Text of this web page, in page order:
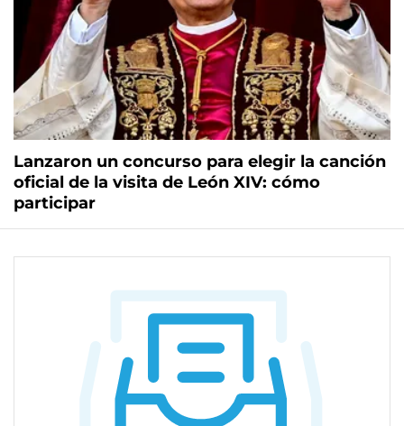
Lanzaron un concurso para elegir la canción
oficial de la visita de León XIV: cómo
participar